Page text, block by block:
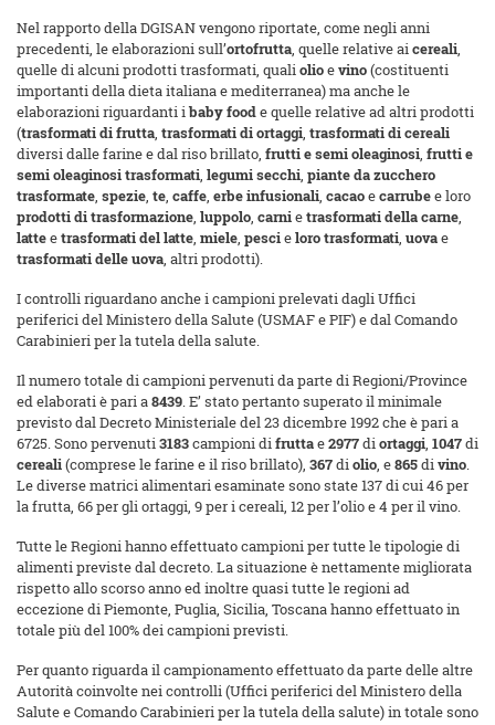
Nel rapporto della DGISAN vengono riportate, come negli anni
precedenti, le elaborazioni sull’ortofrutta, quelle relative aicereali,
quelle di alcuni prodotti trasformati, qualiolioevino(costituenti
importanti della dieta italiana e mediterranea) ma anche le
elaborazioni riguardanti ibaby foode quelle relative ad altri prodotti
(trasformati di frutta, trasformati di ortaggi, trasformati di cereali
diversi dalle farine e dal riso brillato, frutti e semi oleaginosi, frutti e
semi oleaginosi trasformati, legumi secchi, piante da zucchero
trasformate, spezie, te, caffe, erbe infusionali, cacaoecarrubee loro
prodotti di trasformazione, luppolo, carnietrasformati della carne,
latteetrasformati del latte, miele, pescieloro trasformati, uovae
trasformati delle uova, altri prodotti).
I controlli riguardano anche i campioni prelevati dagli Uffici
periferici del Ministero della Salute (USMAF e PIF) e dal Comando
Carabinieri per la tutela della salute.
Il numero totale di campioni pervenuti da parte di Regioni/Province
ed elaborati è pari a8439. E’ stato pertanto superato il minimale
previsto dal Decreto Ministeriale del 23 dicembre 1992 che è pari a
6725. Sono pervenuti3183campioni difruttae2977diortaggi, 1047di
cereali(comprese le farine e il riso brillato), 367diolio, e865divino.
Le diverse matrici alimentari esaminate sono state 137 di cui 46 per
la frutta, 66 per gli ortaggi, 9 per i cereali, 12 per l’olio e 4 per il vino.
Tutte le Regioni hanno effettuato campioni per tutte le tipologie di
alimenti previste dal decreto. La situazione è nettamente migliorata
rispetto allo scorso anno ed inoltre quasi tutte le regioni ad
eccezione di Piemonte, Puglia, Sicilia, Toscana hanno effettuato in
totale più del 100% dei campioni previsti.
Per quanto riguarda il campionamento effettuato da parte delle altre
Autorità coinvolte nei controlli (Uffici periferici del Ministero della
Salute e Comando Carabinieri per la tutela della salute) in totale sono